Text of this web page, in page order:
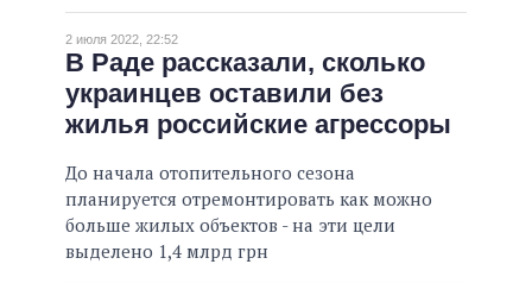
2 июля 2022, 22:52
В Раде рассказали, сколько
украинцев оставили без
жилья российские агрессоры
До начала отопительного сезона
планируется отремонтировать как можно
больше жилых объектов - на эти цели
выделено 1,4 млрд грн